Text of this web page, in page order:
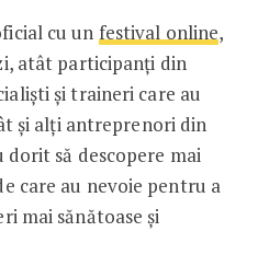
cu un festival online,
atât participanți din
și traineri care au
și alți antreprenori din
să descopere mai
care au nevoie pentru a
mai sănătoase și